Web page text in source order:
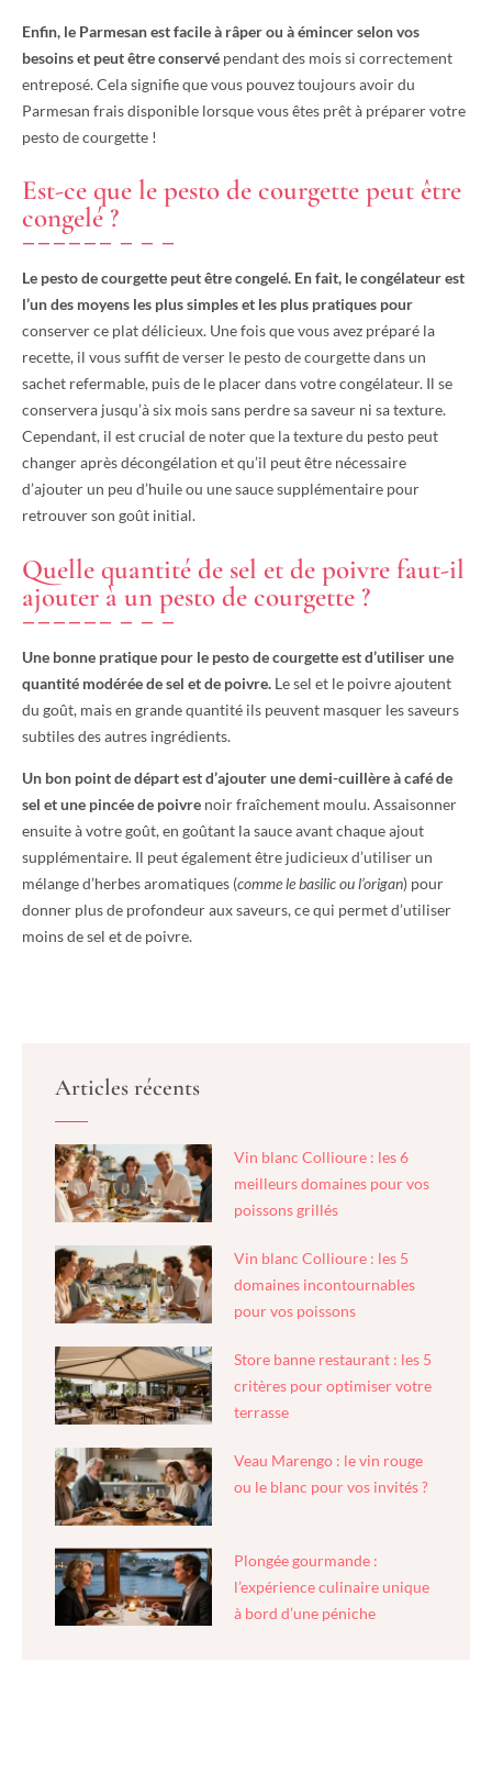
Enfin, le Parmesan est facile à râper ou à émincer selon vos
besoins et peut être conservé pendant des mois si correctement
entreposé. Cela signifie que vous pouvez toujours avoir du
Parmesan frais disponible lorsque vous êtes prêt à préparer votre
pesto de courgette !
Est-ce que le pesto de courgette peut être
congelé ?
Le pesto de courgette peut être congelé. En fait, le congélateur est
l’un des moyens les plus simples et les plus pratiques pour
conserver ce plat délicieux. Une fois que vous avez préparé la
recette, il vous suffit de verser le pesto de courgette dans un
sachet refermable, puis de le placer dans votre congélateur. Il se
conservera jusqu’à six mois sans perdre sa saveur ni sa texture.
Cependant, il est crucial de noter que la texture du pesto peut
changer après décongélation et qu’il peut être nécessaire
d’ajouter un peu d’huile ou une sauce supplémentaire pour
retrouver son goût initial.
Quelle quantité de sel et de poivre faut-il
ajouter à un pesto de courgette ?
Une bonne pratique pour le pesto de courgette est d’utiliser une
quantité modérée de sel et de poivre. Le sel et le poivre ajoutent
du goût, mais en grande quantité ils peuvent masquer les saveurs
subtiles des autres ingrédients.
Un bon point de départ est d’ajouter une demi-cuillère à café de
sel et une pincée de poivre noir fraîchement moulu. Assaisonner
ensuite à votre goût, en goûtant la sauce avant chaque ajout
supplémentaire. Il peut également être judicieux d’utiliser un
mélange d’herbes aromatiques (comme le basilic ou l’origan) pour
donner plus de profondeur aux saveurs, ce qui permet d’utiliser
moins de sel et de poivre.
Articles récents
Vin blanc Collioure : les 6
meilleurs domaines pour vos
poissons grillés
Vin blanc Collioure : les 5
domaines incontournables
pour vos poissons
Store banne restaurant : les 5
critères pour optimiser votre
terrasse
Veau Marengo : le vin rouge
ou le blanc pour vos invités ?
Plongée gourmande :
l’expérience culinaire unique
à bord d’une péniche